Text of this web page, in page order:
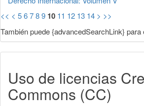
<< < 56789 10 11 12 13 14 > >>
También puede {advancedSearchLink} para
Uso de licencias
Commons (CC)